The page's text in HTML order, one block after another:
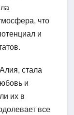
что
и
стала
и
их в
все